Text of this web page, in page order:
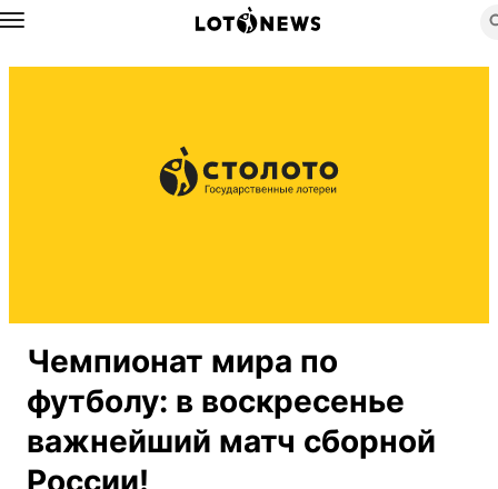
Назад
Чемпионат мира по
футболу: в воскресенье
важнейший матч сборной
России!